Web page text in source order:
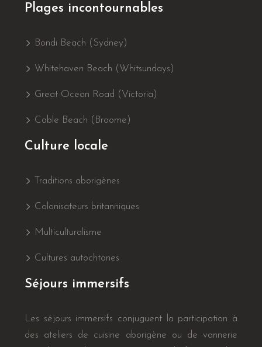
Plages incontournables
Bondi Beach (Sydney)
Whitehaven Beach (Whitsundays)
Great Ocean Road (Victoria)
Cable Beach (Broome)
Culture locale
Traditions aborigènes
Colonisateurs britanniques
Multiculturalisme
Cultures autochtones
Séjours immersifs
Les séjours immersifs conjuguent la participation à
des ateliers de cuisine aborigène ou de vannerie